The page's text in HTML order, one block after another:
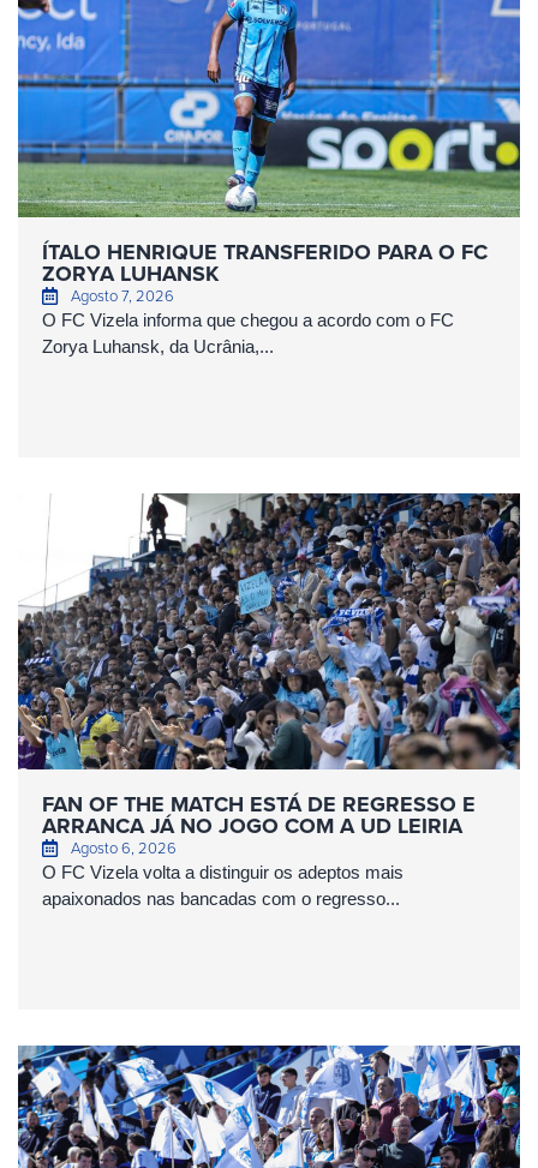
ÍTALO HENRIQUE TRANSFERIDO PARA O FC
ZORYA LUHANSK
Agosto 7, 2026
O FC Vizela informa que chegou a acordo com o FC
Zorya Luhansk, da Ucrânia,...
FAN OF THE MATCH ESTÁ DE REGRESSO E
ARRANCA JÁ NO JOGO COM A UD LEIRIA
Agosto 6, 2026
O FC Vizela volta a distinguir os adeptos mais
apaixonados nas bancadas com o regresso...